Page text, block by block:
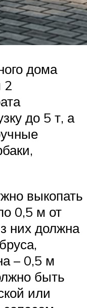
дома
2
до 5 т, а
выкопать
0,5 м от
них должна
– 0,5 м
быть
или